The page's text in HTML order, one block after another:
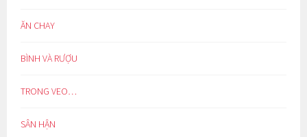
ĂN CHAY
BÌNH VÀ RƯỢU
TRONG VEO…
SÂN HẬN